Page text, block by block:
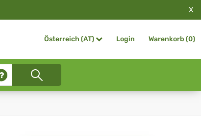
X
Österreich (AT) Login Warenkorb (0)